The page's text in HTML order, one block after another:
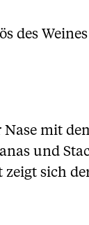
des
mit
und
sich